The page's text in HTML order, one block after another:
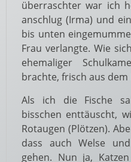
überraschter war ich
anschlug (Irma) und
bis unten
Frau verlangte. Wie
ehemaliger
brachte, frisch aus dem
Als ich die Fische
bisschen enttäuscht,
Rotaugen (Plötzen).
dass auch Welse
gehen. Nun ja,